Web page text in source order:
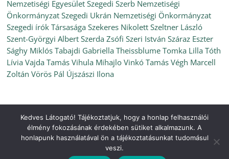
Nemzetiségi Egyesület Szegedi Szerb Nemzetiségi
Önkormányzat Szegedi Ukrán Nemzetiségi Önkormányzat
Szegedi írók Társasága Szekeres Nikolett Szeltner László
Szent-Györgyi Albert Szerda Zsófi Szeri István Száraz Eszter
Sághy Miklós Tabajdi Gabriella Theissblume Tomka Lilla Tóth
Lívia Vajda Tamás Vihula Mihajlo Vinkó Tamás Végh Marcell
Zoltán Vörös Pál Újszászi Ilona
Copyright © 2026Ünnepi Könyvhét Szeged, 2021. szeptember
All rights reserved.
by ThemeGrill. Powered by
Kedves Látogató! Tájékoztatjuk, hogy a honlap felhasználói
élmény fokozásának érdekében sütiket alkalmazunk. A
honlapunk használatával ön a tájékoztatásunkat tudomásul
veszi.